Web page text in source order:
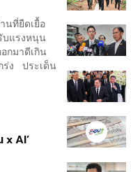
นที่ยืดเยื้อ
บแรงหนุน
กมาดีเกิน
ร่ง ประเด็น
AI’